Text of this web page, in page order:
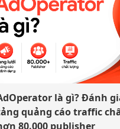
là gì? Đánh
quảng cáo traffic
80.000 publisher